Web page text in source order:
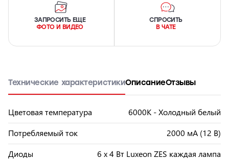
ЗАПРОСИТЬ ЕЩЕ
ФОТО И ВИДЕО
СПРОСИТЬ
В ЧАТЕ
Технические характеристикиОписаниеОтзывы
Цветовая температура
6000K - Холодный белый
Потребляемый ток
2000 мА (12 В)
Диоды
6 x 4 Вт Luxeon ZES каждая лампа